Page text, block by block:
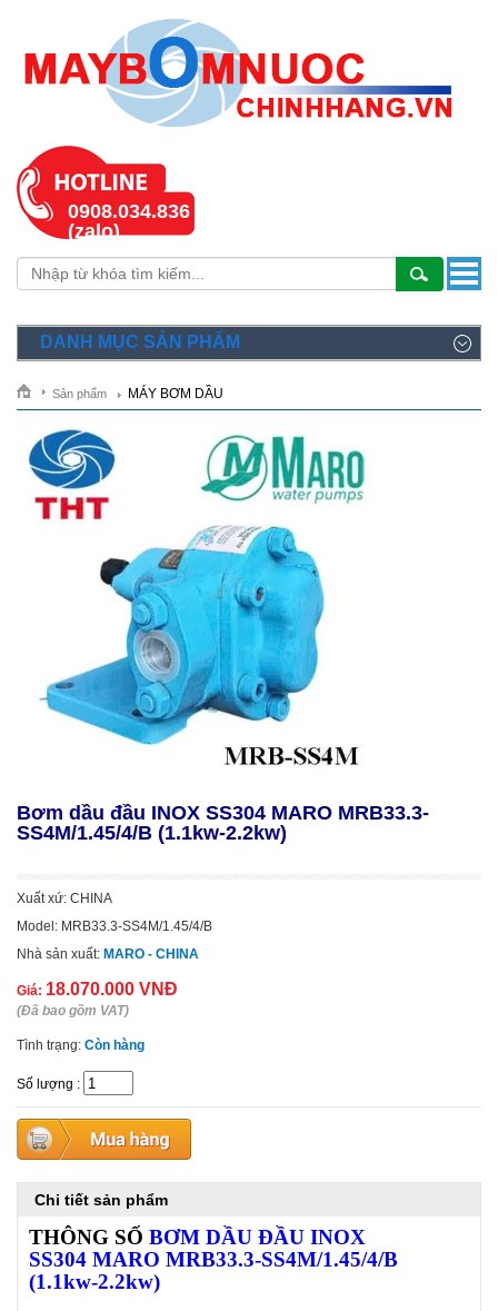
0908.034.836
(zalo)
DANH MỤC SẢN PHẨM
Sản phẩm MÁY BƠM DẦU
Bơm dầu đầu INOX SS304 MARO MRB33.3-
SS4M/1.45/4/B (1.1kw-2.2kw)
Xuất xứ: CHINA
Model: MRB33.3-SS4M/1.45/4/B
Nhà sản xuất: MARO - CHINA
Giá: 18.070.000 VNĐ
(Đã bao gồm VAT)
Tình trạng: Còn hàng
Số lượng :
Chi tiết sản phẩm
THÔNG SỐ BƠM DẦU ĐẦU INOX
SS304 MARO MRB33.3-SS4M/1.45/4/B
(1.1kw-2.2kw)